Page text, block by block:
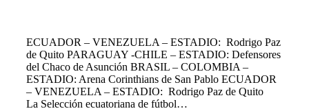
ECUADOR – VENEZUELA – ESTADIO: Rodrigo Paz
de Quito PARAGUAY -CHILE – ESTADIO: Defensores
del Chaco de Asunción BRASIL – COLOMBIA –
ESTADIO: Arena Corinthians de San Pablo ECUADOR
– VENEZUELA – ESTADIO: Rodrigo Paz de Quito
La Selección ecuatoriana de fútbol…